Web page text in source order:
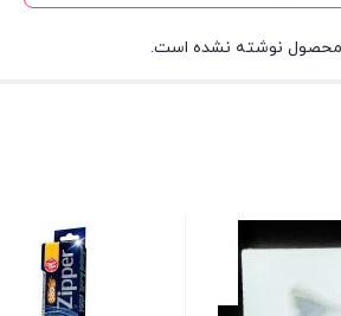
محصول نوشته نشده است.